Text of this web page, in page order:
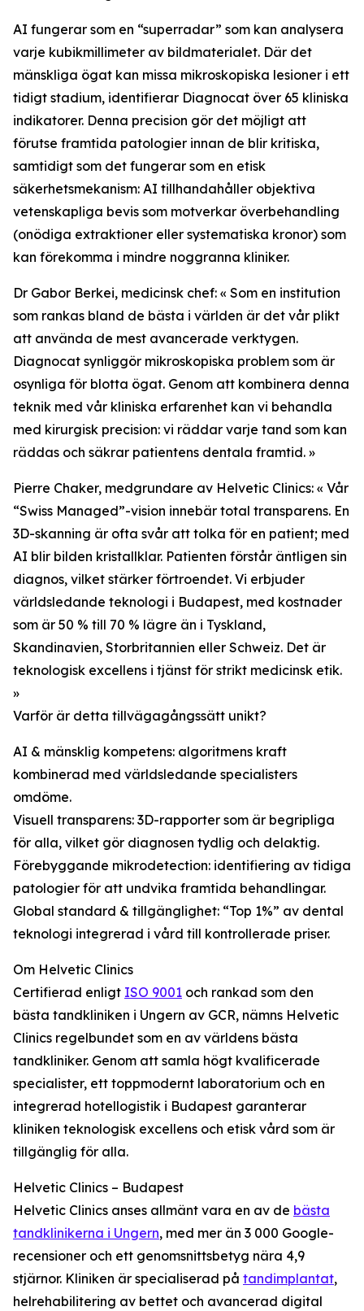
AI fungerar som en “superradar” som kan analysera
varje kubikmillimeter av bildmaterialet. Där det
mänskliga ögat kan missa mikroskopiska lesioner i ett
tidigt stadium, identifierar Diagnocat över 65 kliniska
indikatorer. Denna precision gör det möjligt att
förutse framtida patologier innan de blir kritiska,
samtidigt som det fungerar som en etisk
säkerhetsmekanism: AI tillhandahåller objektiva
vetenskapliga bevis som motverkar överbehandling
(onödiga extraktioner eller systematiska kronor) som
kan förekomma i mindre noggranna kliniker.
Dr Gabor Berkei, medicinsk chef: « Som en institution
som rankas bland de bästa i världen är det vår plikt
att använda de mest avancerade verktygen.
Diagnocat synliggör mikroskopiska problem som är
osynliga för blotta ögat. Genom att kombinera denna
teknik med vår kliniska erfarenhet kan vi behandla
med kirurgisk precision: vi räddar varje tand som kan
räddas och säkrar patientens dentala framtid. »
Pierre Chaker, medgrundare av Helvetic Clinics: « Vår
“Swiss Managed”-vision innebär total transparens. En
3D-skanning är ofta svår att tolka för en patient; med
AI blir bilden kristallklar. Patienten förstår äntligen sin
diagnos, vilket stärker förtroendet. Vi erbjuder
världsledande teknologi i Budapest, med kostnader
som är 50 % till 70 % lägre än i Tyskland,
Skandinavien, Storbritannien eller Schweiz. Det är
teknologisk excellens i tjänst för strikt medicinsk etik.
»
Varför är detta tillvägagångssätt unikt?
AI & mänsklig kompetens: algoritmens kraft
kombinerad med världsledande specialisters
omdöme.
Visuell transparens: 3D-rapporter som är begripliga
för alla, vilket gör diagnosen tydlig och delaktig.
Förebyggande mikrodetection: identifiering av tidiga
patologier för att undvika framtida behandlingar.
Global standard & tillgänglighet: “Top 1%” av dental
teknologi integrerad i vård till kontrollerade priser.
Om Helvetic Clinics
Certifierad enligt ISO 9001 och rankad som den
bästa tandkliniken i Ungern av GCR, nämns Helvetic
Clinics regelbundet som en av världens bästa
tandkliniker. Genom att samla högt kvalificerade
specialister, ett toppmodernt laboratorium och en
integrerad hotellogistik i Budapest garanterar
kliniken teknologisk excellens och etisk vård som är
tillgänglig för alla.
Helvetic Clinics – Budapest
Helvetic Clinics anses allmänt vara en av de bästa
tandklinikerna i Ungern, med mer än 3 000 Google-
recensioner och ett genomsnittsbetyg nära 4,9
stjärnor. Kliniken är specialiserad på tandimplantat,
helrehabilitering av bettet och avancerad digital